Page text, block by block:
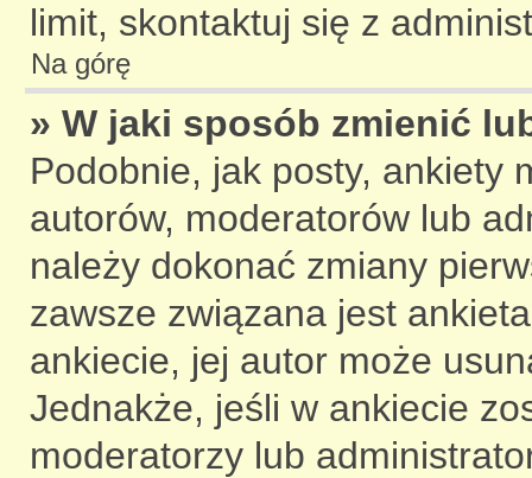
limit, skontaktuj się z
Na górę
» W jaki sposób zmienić
Podobnie, jak posty, ankiety
autorów, moderatorów lub
należy dokonać zmiany
zawsze związana jest
ankiecie, jej autor może
Jednakże, jeśli w ankiecie
moderatorzy lub